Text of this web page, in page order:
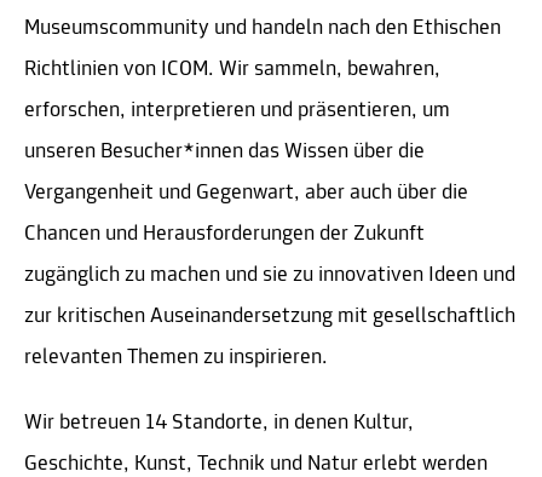
Museumscommunity und handeln nach den Ethischen
Richtlinien von ICOM. Wir sammeln, bewahren,
erforschen, interpretieren und präsentieren, um
unseren Besucher*innen das Wissen über die
Vergangenheit und Gegenwart, aber auch über die
Chancen und Herausforderungen der Zukunft
zugänglich zu machen und sie zu innovativen Ideen und
zur kritischen Auseinandersetzung mit gesellschaftlich
relevanten Themen zu inspirieren.
Wir betreuen 14 Standorte, in denen Kultur,
Geschichte, Kunst, Technik und Natur erlebt werden